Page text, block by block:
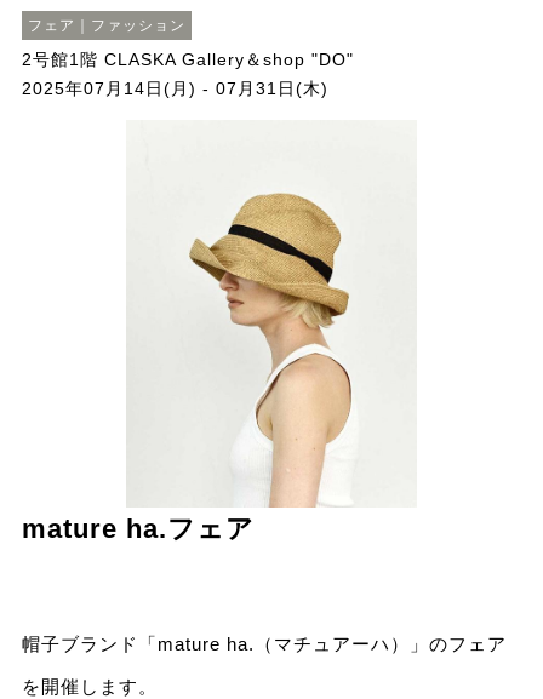
フェア｜ファッション
2号館1階 CLASKA Gallery＆shop "DO"
2025年07月14日(月) - 07月31日(木)
mature ha.フェア
帽子ブランド「mature ha.（マチュアーハ）」のフェア
を開催します。